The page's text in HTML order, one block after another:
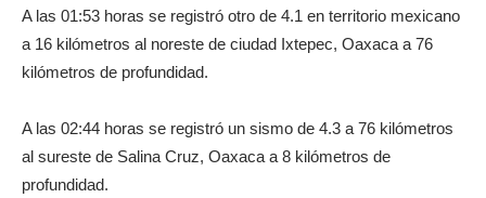
A las 01:53 horas se registró otro de 4.1 en territorio mexicano
a 16 kilómetros al noreste de ciudad Ixtepec, Oaxaca a 76
kilómetros de profundidad.
A las 02:44 horas se registró un sismo de 4.3 a 76 kilómetros
al sureste de Salina Cruz, Oaxaca a 8 kilómetros de
profundidad.